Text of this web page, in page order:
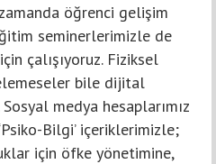
öğrenci gelişim
seminerlerimizle de
çalışıyoruz. Fiziksel
bile dijital
medya hesaplarımız
Bilgi’ içeriklerimizle;
için öfke yönetimine,